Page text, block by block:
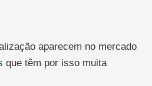
aparecem no mercado
que têm por isso muita